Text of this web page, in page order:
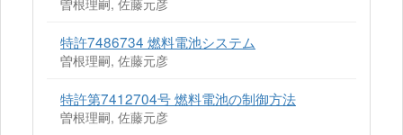
曽根理嗣, 佐藤元彦
特許7486734 燃料電池システム
曽根理嗣, 佐藤元彦
特許第7412704号 燃料電池の制御方法
曽根理嗣, 佐藤元彦